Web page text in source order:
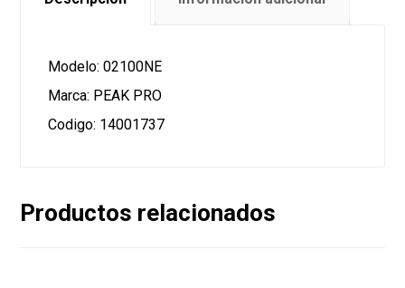
Modelo: 02100NE
Marca: PEAK PRO
Codigo: 14001737
Productos relacionados